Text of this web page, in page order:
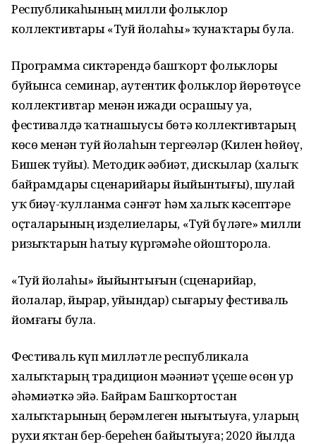
Республикаһының милли фольклор
коллективтары «Туй йолаһы» ҡунаҡтары була.
Программа сиктәрендә башҡорт фольклоры
буйынса семинар, аутентик фольклор йөрөтөүсе
коллективтар менән ижади осрашыу уҙа,
фестивалдә ҡатнашыусы бөтә коллективтарҙың
көсө менән туй йолаһын тергеҙәләр (Килен һөйөү,
Бишек туйы). Методик әҙәбиәт, дискылар (халыҡ
байрамдары сценарийҙары йыйынтығы), шулай
уҡ биҙәү-ҡулланма сәнғәт һәм халыҡ кәсептәре
оҫталарының изделиелары, «Туй бүләге» милли
ризыҡтарын һатыу күргәҙмәһе ойошторола.
«Туй йолаһы» йыйынтығын (сценарийҙар,
йолалар, йырҙар, уйындар) сығарыу фестиваль
йомғағы була.
Фестиваль күп милләтле республикала
халыҡтарҙың традицион мәҙәниәт үҫеше өсөн ҙур
әһәмиәткә эйә. Байрам Башҡортостан
халыҡтарының берҙәмлеген нығытыуға, уларҙың
рухи яҡтан бер-береһен байытыуға; 2020 йылда